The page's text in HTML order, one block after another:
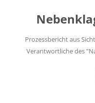
springen
Prozessbericht aus
Verantwortliche des